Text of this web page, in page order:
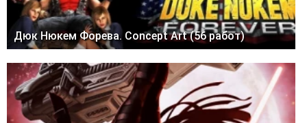
Дюк Нюкем Форева. Concept Art (56 работ)